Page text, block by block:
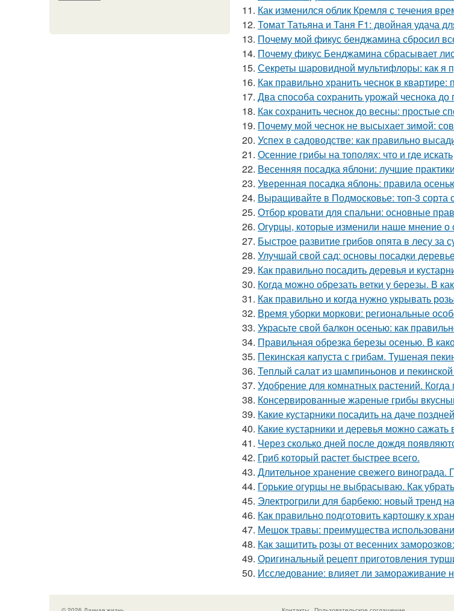
11. Как изменился облик Кремля с течения
12. Томат Татьяна и Таня F1: двойная удача
13. Почему мой фикус бенджамина сбросил
14. Почему фикус Бенджамина сбрасывает
15. Секреты шаровидной мультифлоры: как я
16. Как правильно хранить чеснок в
17. Два способа сохранить урожай чеснока до
18. Как сохранить чеснок до весны: простые
19. Почему мой чеснок не высыхает зимой:
20. Успех в садоводстве: как правильно
21. Осенние грибы на тополях: что и где искать
22. Весенняя посадка яблони: лучшие
23. Уверенная посадка яблонь: правила
24. Выращивайте в Подмосковье: топ-3 сорта
25. Отбор кровати для спальни: основные
26. Огурцы, которые изменили наше мнение о
27. Быстрое развитие грибов опята в лесу за
28. Улучшай свой сад: основы посадки
29. Как правильно посадить деревья и
30. Когда можно обрезать ветки у березы. В
31. Как правильно и когда нужно укрывать
32. Время уборки моркови: региональные
33. Украсьте свой балкон осенью: как
34. Правильная обрезка березы осенью. В
35. Пекинская капуста с грибам. Тушеная
36. Теплый салат из шампиньонов и
37. Удобрение для комнатных растений.
38. Консервированные жареные грибы
39. Какие кустарники посадить на даче
40. Какие кустарники и деревья можно
41. Через сколько дней после дождя
42. Гриб который растет быстрее всего.
43. Длительное хранение свежего винограда.
44. Горькие огурцы не выбрасываю. Как
45. Электрогрили для барбекю: новый тренд
46. Как правильно подготовить картошку к
47. Мешок травы: преимущества
48. Как защитить розы от весенних
49. Оригинальный рецепт приготовления
50. Исследование: влияет ли замораживание